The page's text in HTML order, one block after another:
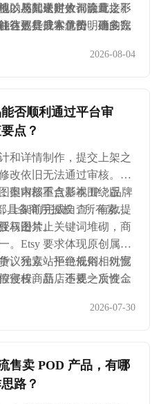
以及配送时效都会直接影
往更具成本优势。而多数
择把运费折算进商品定价
固定开支。
的感知来定价。除此之
有效提升客单价，建立完
塑造在今年也变得愈发重
，与其硬拼大词流量，不
达那些搜索意图明确的潜
开差距的关键抓手。整体
2026-08-04
否顺利通过平台审
点？
和详情制作，提交上架之
改依旧无法通过审核。各
但审核重点基本围绕版
上架前完成自查，有效提
案内部不含影视 IP、品牌
具备商用授权，所有素材
权图片。
马逊禁止关键词堆砌，商
。Etsy 要求体现原创属
。独立站平台规则相对宽
侵权商品，违规之后资金
议元素，拒绝低俗、仇恨
宣传。新店不要一次性大
不要直接重复提交，找准
2026-07-30
售卖 POD 产品，有哪
路？